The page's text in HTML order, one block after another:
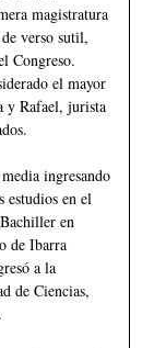
magistratura
verso sutil,
Congreso.
el mayor
y Rafael, jurista
ingresando
estudios en el
en
de Ibarra
a la
de Ciencias,